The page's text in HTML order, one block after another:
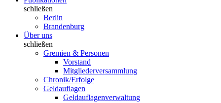
schließen
Berlin
Brandenburg
Über uns
schließen
Gremien & Personen
Vorstand
Mitgliederversammlung
Chronik/Erfolge
Geldauflagen
Geldauflagenverwaltung